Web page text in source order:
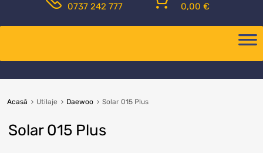
0737 242 777 0,00 €
Acasă Utilaje Daewoo Solar 015 Plus
Solar 015 Plus